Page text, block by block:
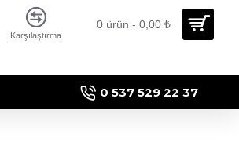
Karşılaştırma
0 ürün - 0,00 ₺
0 537 529 22 37